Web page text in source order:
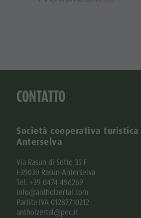
CONTATTO
Società cooperativa turistica
Anterselva
Via Rasun di Sotto 35 F
I-39030 Rasun-Anterselva
Tel. +39 0474 496269
info@antholzertal.com
Partita IVA 01287710212
antholzertal@pec.it